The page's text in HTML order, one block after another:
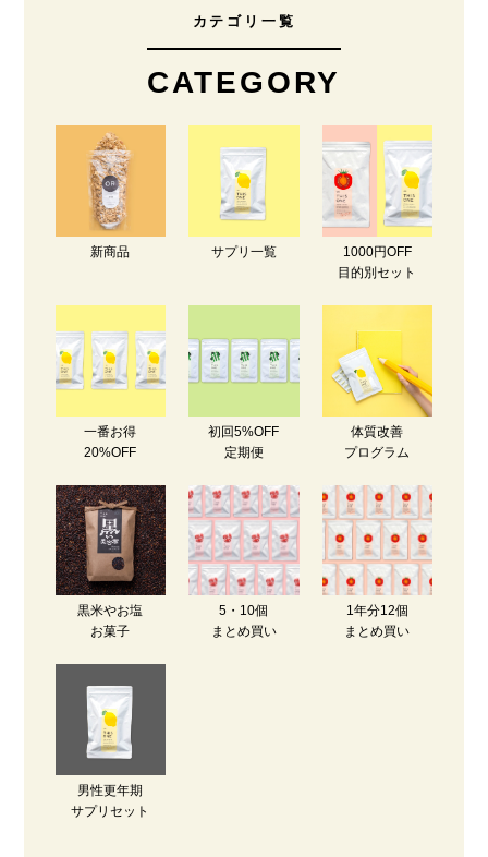
カテゴリ一覧
CATEGORY
新商品 サプリ一覧
1000円OFF
目的別セット
一番お得
20%OFF
初回5%OFF
定期便
体質改善
プログラム
黒米やお塩
お菓子
5・10個
まとめ買い
1年分12個
まとめ買い
男性更年期
サプリセット